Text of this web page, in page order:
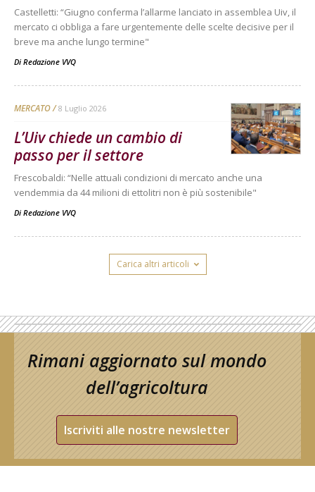
Castelletti: “Giugno conferma l’allarme lanciato in assemblea Uiv, il
mercato ci obbliga a fare urgentemente delle scelte decisive per il
breve ma anche lungo termine"
Di Redazione VVQ
MERCATO 8 Luglio 2026
L’Uiv chiede un cambio di
passo per il settore
Frescobaldi: “Nelle attuali condizioni di mercato anche una
vendemmia da 44 milioni di ettolitri non è più sostenibile"
Di Redazione VVQ
Carica altri articoli
Rimani aggiornato sul mondo
dell’agricoltura
Iscriviti alle nostre newsletter